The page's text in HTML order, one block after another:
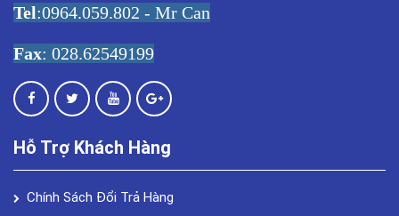
Tel:0964.059.802 - Mr Can
Fax: 028.62549199
Hỗ Trợ Khách Hàng
Chính Sách Đổi Trả Hàng